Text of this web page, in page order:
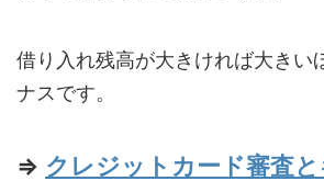
借り入れ残高が大きければ大きい
ナスです。
⇒ クレジットカード審査